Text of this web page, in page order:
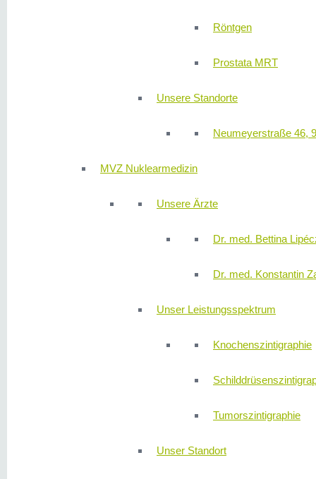
Röntgen
Prostata MRT
Unsere Standorte
Neumeyerstraße 46,
MVZ Nuklearmedizin
Unsere Ärzte
Dr. med. Bettina
Dr. med. Konstantin
Unser Leistungsspektrum
Knochenszintigraphie
Tumorszintigraphie
Unser Standort